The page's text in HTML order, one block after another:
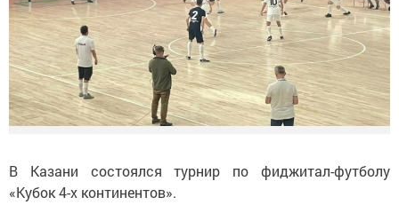
В Казани состоялся турнир по фиджитал-футболу
«Кубок 4-х континентов».